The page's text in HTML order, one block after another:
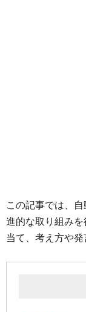
この記事では、
進的な取り組み
当て、考え方や発